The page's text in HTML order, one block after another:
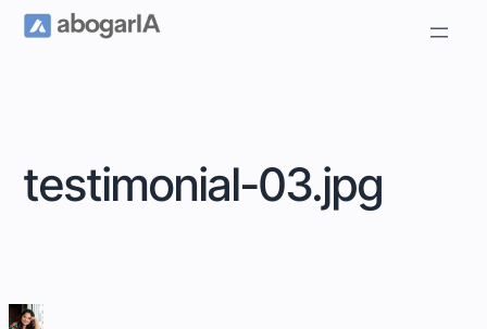
testimonial-03.jpg